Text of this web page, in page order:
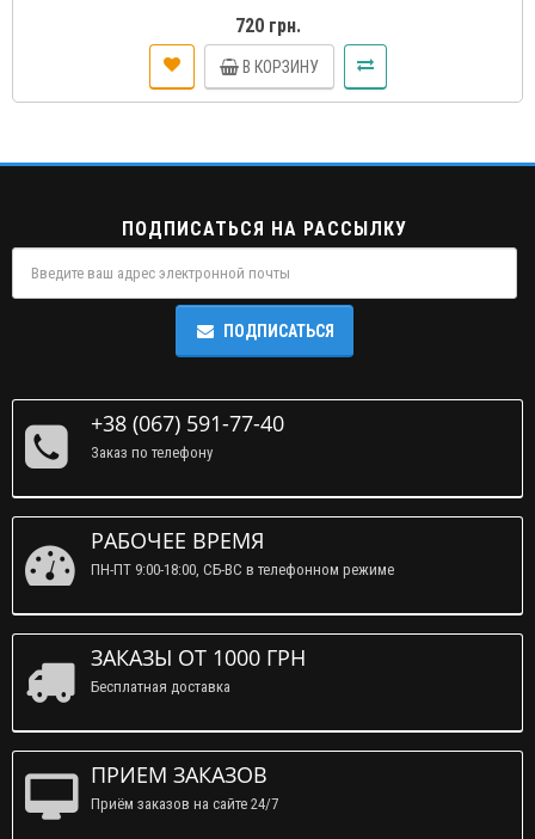
720 грн.
В КОРЗИНУ
ПОДПИСАТЬСЯ НА РАССЫЛКУ
ПОДПИСАТЬСЯ
+38 (067) 591-77-40
Заказ по телефону
РАБОЧЕЕ ВРЕМЯ
ПН-ПТ 9:00-18:00, СБ-ВС в телефонном режиме
ЗАКАЗЫ ОТ 1000 ГРН
Бесплатная доставка
ПРИЕМ ЗАКАЗОВ
Приём заказов на сайте 24/7